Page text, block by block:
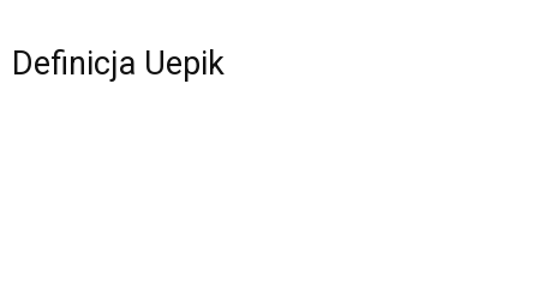
Definicja Uepik